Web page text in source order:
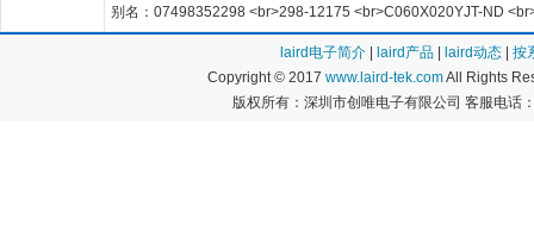
别名：07498352298 <br>298-12175 <br>C060X020YJT-ND
laird电子简介 laird产品 laird动态
按
Copyright © 2017 www.laird-tek.comAll Rights
版权所有：深圳市创唯电子有限公司 客服电话